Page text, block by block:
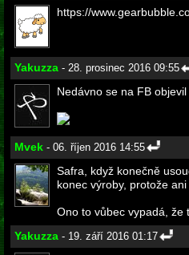
https://
Yakuzza - 28. prosinec 2016 09:55
Nedávno se na FB
Mvek - 06. říjen 2016 14:55
Safra, když konečně
konec výroby, protože
Ono to vůbec vypadá, že
Yakuzza - 19. září 2016 01:17